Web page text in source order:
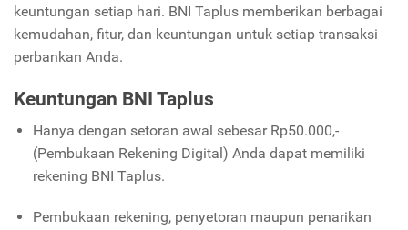
keuntungan setiap hari. BNI Taplus memberikan berbagai
kemudahan, fitur, dan keuntungan untuk setiap transaksi
perbankan Anda.
Keuntungan BNI Taplus
Hanya dengan setoran awal sebesar Rp50.000,-
(Pembukaan Rekening Digital) Anda dapat memiliki
rekening BNI Taplus.
Pembukaan rekening, penyetoran maupun penarikan